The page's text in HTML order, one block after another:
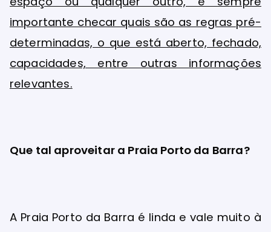
importante checar quais são as regras pré-
determinadas, o que está aberto, fechado,
capacidades, entre outras informações
relevantes.
Que tal aproveitar a Praia Porto da Barra?
A Praia Porto da Barra é linda e vale muito à